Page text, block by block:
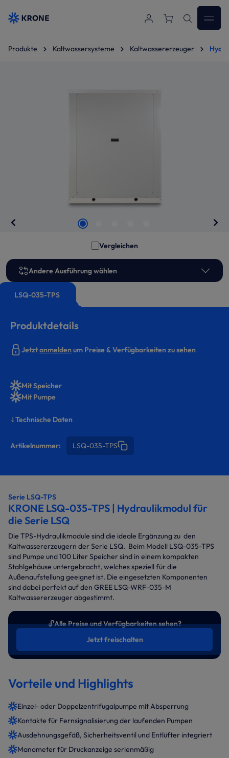
Zum Hauptinhalt springen
Produkte Kaltwassersysteme Kaltwassererzeuger
Vergleichen
LSQ-035-TPS
Andere Ausführung wählen
Produktdetails
Jetztanmeldenum Preise & Verfügbarkeiten zu sehen
Mit Speicher
Mit Pumpe
Technische Daten
Artikelnummer: LSQ-035-TPS
Serie LSQ-TPS
KRONE LSQ-035-TPS | Hydraulikmodul für
die Serie LSQ
Die TPS-Hydraulikmodule sind die ideale Ergänzung zu den
Kaltwassererzeugern der Serie LSQ. Beim Modell LSQ-035-TPS
sind Pumpe und 100 Liter Speicher sind in einem kompakten
Stahlgehäuse untergebracht, welches speziell für die
Außenaufstellung geeignet ist. Die eingesetzten Komponenten
sind dabei perfekt auf den GREE LSQ-WRF-035-M
Kaltwassererzeuger abgestimmt.
🔓Alle Preise und Verfügbarkeiten sehen?
Jetzt freischalten
Vorteile und Highlights
Einzel- oder Doppelzentrifugalpumpe mit Absperrung
Kontakte für Fernsignalisierung der laufenden Pumpen
Ausdehnungsgefäß, Sicherheitsventil und Entlüfter integriert
Manometer für Druckanzeige serienmäßig